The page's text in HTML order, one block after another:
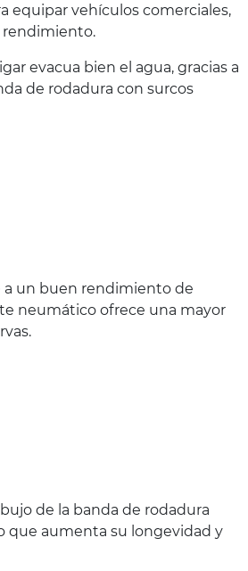
equipar vehículos comerciales,
evacua bien el agua, gracias a
de rodadura con surcos
un buen rendimiento de
neumático ofrece una mayor
de la banda de rodadura
que aumenta su longevidad y